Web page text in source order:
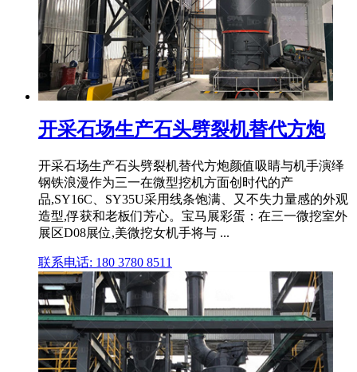
开采石场生产石头劈裂机替代方炮
开采石场生产石头劈裂机替代方炮颜值吸睛与机手演绎
钢铁浪漫作为三一在微型挖机方面创时代的产
品,SY16C、SY35U采用线条饱满、又不失力量感的外观
造型,俘获和老板们芳心。宝马展彩蛋：在三一微挖室外
展区D08展位,美微挖女机手将与 ...
联系电话: 180 3780 8511